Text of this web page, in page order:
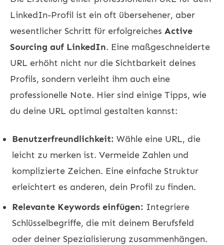
LinkedIn-Profil ist ein oft übersehener, aber
wesentlicher Schritt für erfolgreiches Active
Sourcing auf LinkedIn. Eine maßgeschneiderte
URL erhöht nicht nur die Sichtbarkeit deines
Profils, sondern verleiht ihm auch eine
professionelle Note. Hier sind einige Tipps, wie
du deine URL optimal gestalten kannst:
Benutzerfreundlichkeit: Wähle eine URL, die
leicht zu merken ist. Vermeide Zahlen und
komplizierte Zeichen. Eine einfache Struktur
erleichtert es anderen, dein Profil zu finden.
Relevante Keywords einfügen: Integriere
Schlüsselbegriffe, die mit deinem Berufsfeld
oder deiner Spezialisierung zusammenhängen.